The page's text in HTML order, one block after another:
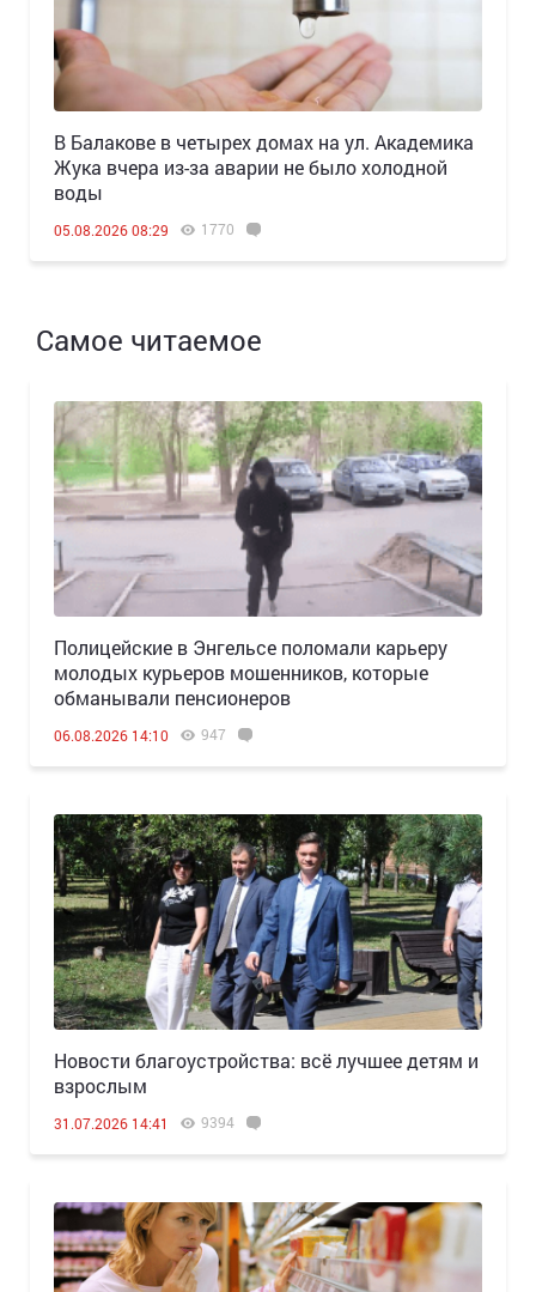
В Балакове в четырех домах на ул. Академика
Жука вчера из-за аварии не было холодной
воды
05.08.2026 08:29 1770
Самое читаемое
Полицейские в Энгельсе поломали карьеру
молодых курьеров мошенников, которые
обманывали пенсионеров
06.08.2026 14:10 947
Новости благоустройства: всё лучшее детям и
взрослым
31.07.2026 14:41 9394